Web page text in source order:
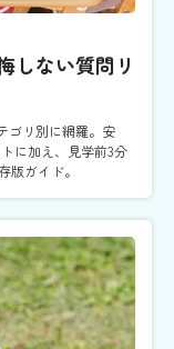
しない質問リ
ゴリ別に網羅。安
に加え、見学前3分
版ガイド。